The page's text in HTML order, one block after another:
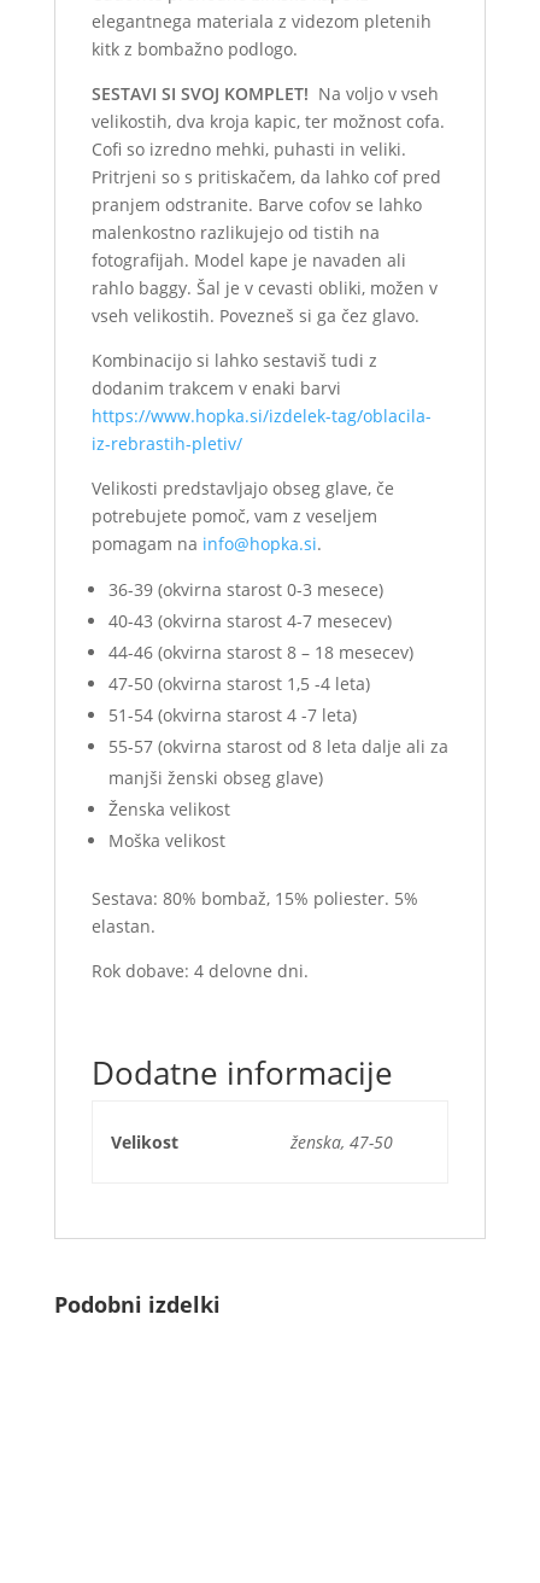
elegantnega materiala z videzom pletenih
kitk z bombažno podlogo.
SESTAVI SI SVOJ KOMPLET! Na voljo v vseh
velikostih, dva kroja kapic, ter možnost cofa.
Cofi so izredno mehki, puhasti in veliki.
Pritrjeni so s pritiskačem, da lahko cof pred
pranjem odstranite. Barve cofov se lahko
malenkostno razlikujejo od tistih na
fotografijah. Model kape je navaden ali
rahlo baggy. Šal je v cevasti obliki, možen v
vseh velikostih. Povezneš si ga čez glavo.
Kombinacijo si lahko sestaviš tudi z
dodanim trakcem v enaki barvi
https://www.hopka.si/izdelek-tag/oblacila-
iz-rebrastih-pletiv/
Velikosti predstavljajo obseg glave, če
potrebujete pomoč, vam z veseljem
pomagam na info@hopka.si.
36-39 (okvirna starost 0-3 mesece)
40-43 (okvirna starost 4-7 mesecev)
44-46 (okvirna starost 8 – 18 mesecev)
47-50 (okvirna starost 1,5 -4 leta)
51-54 (okvirna starost 4 -7 leta)
55-57 (okvirna starost od 8 leta dalje ali za
manjši ženski obseg glave)
Ženska velikost
Moška velikost
Sestava: 80% bombaž, 15% poliester. 5%
elastan.
Rok dobave: 4 delovne dni.
Dodatne informacije
Velikost ženska, 47-50
Podobni izdelki